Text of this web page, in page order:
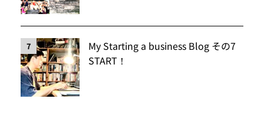
7
My Starting a business Blog その7
START！